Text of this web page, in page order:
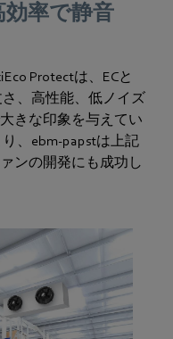
率で静音
Protectは、ECと
、高性能、低ノイズ
きな印象を与えてい
、ebm-papstは上記
ンの開発にも成功し